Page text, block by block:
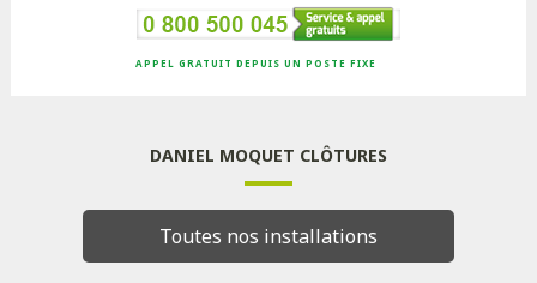
APPEL GRATUIT DEPUIS UN POSTE FIXE
DANIEL MOQUET CLÔTURES
Toutes nos installations